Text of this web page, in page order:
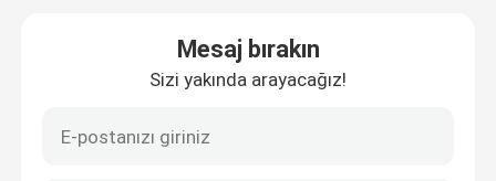
Hayvan Ağırlığı Ölçüm Bandı
Mesaj bırakın
Sizi yakında arayacağız!